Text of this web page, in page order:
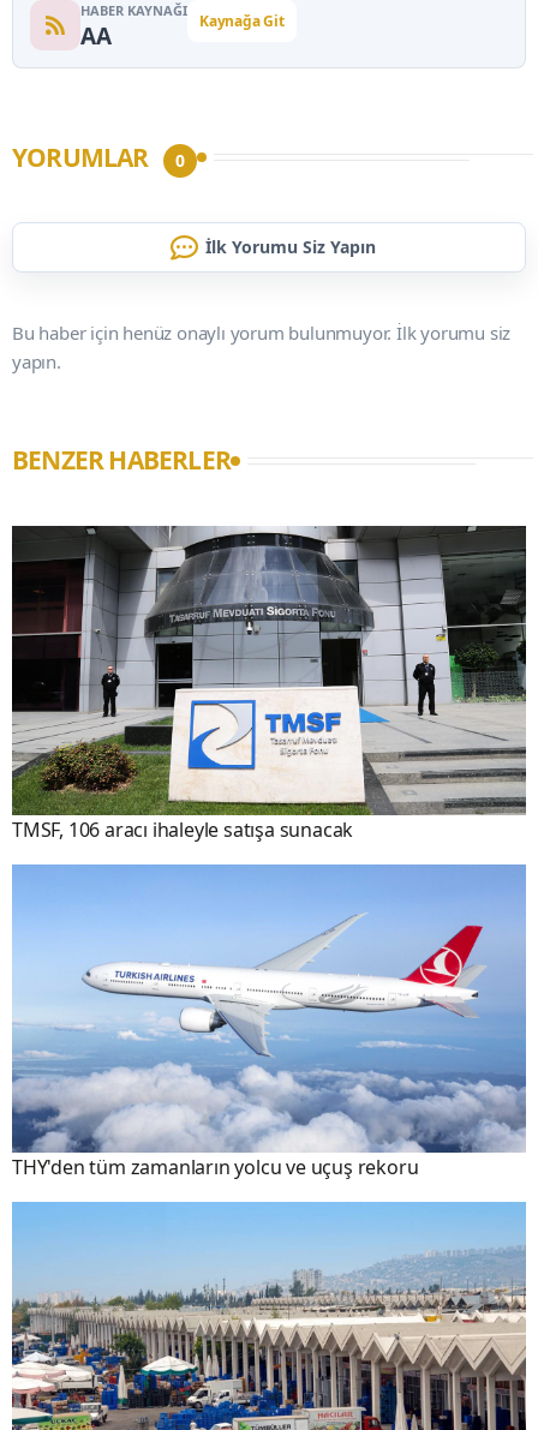
HABER KAYNAĞI
AA Kaynağa Git
YORUMLAR 0
İlk Yorumu Siz Yapın
Bu haber için henüz onaylı yorum bulunmuyor. İlk yorumu siz
yapın.
BENZER HABERLER
TMSF, 106 aracı ihaleyle satışa sunacak
THY'den tüm zamanların yolcu ve uçuş rekoru